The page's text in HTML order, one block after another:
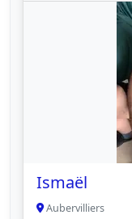
Ismaël
Aubervilliers